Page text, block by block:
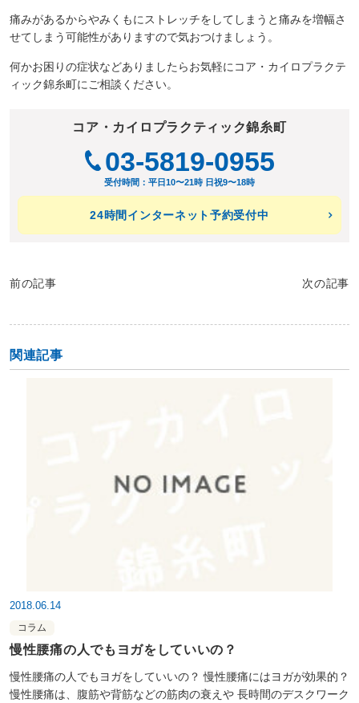
痛みがあるからやみくもにストレッチをしてしまうと痛みを増幅さ
せてしまう可能性がありますので気おつけましょう。
何かお困りの症状などありましたらお気軽にコア・カイロプラクテ
ィック錦糸町にご相談ください。
コア・カイロプラクティック錦糸町
03-5819-0955
受付時間：平日10〜21時 日祝9〜18時
24時間インターネット予約受付中
前の記事 次の記事
関連記事
2018.06.14
コラム
慢性腰痛の人でもヨガをしていいの？
慢性腰痛の人でもヨガをしていいの？ 慢性腰痛にはヨガが効果的？
慢性腰痛は、腹筋や背筋などの筋肉の衰えや 長時間のデスクワーク